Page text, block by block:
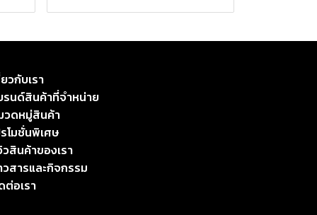
วกับเรา
รนด์สินค้าที่จำหน่าย
วดหมู่สินค้า
โมชั่นพิเศษ
สินค้าของเรา
วสารและกิจกรรม
ต่อเรา